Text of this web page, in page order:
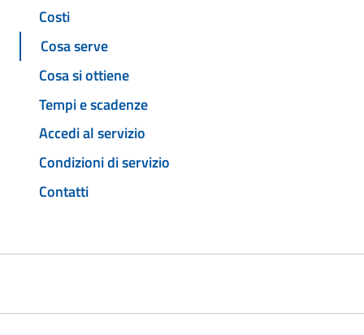
Costi
Cosa serve
Cosa si ottiene
Tempi e scadenze
Accedi al servizio
Condizioni di servizio
Contatti